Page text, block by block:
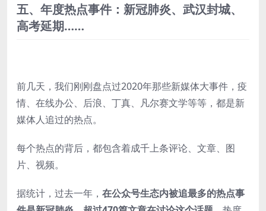
五、年度热点事件：新冠肺炎、武汉封城、
高考延期……
前几天，我们刚刚盘点过2020年那些新媒体大事件，疫
情、在线办公、后浪、丁真、凡尔赛文学等等，都是新
媒体人追过的热点。
每个热点的背后，都包含着成千上条评论、文章、图
片、视频。
据统计，过去一年， 在公众号生态内被追最多的热点事